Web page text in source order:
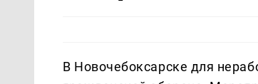
В Новочебоксарске для